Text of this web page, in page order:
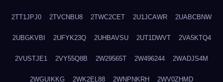
2TT1JPJ0 2TVCNBU8 2TWC2CET 2U1JCAWR 2UABCBNW
2UBGKVBI 2UFYK23Q 2UHBAVSU 2UT1DWVT 2VA5KTQ4
2VUSTJE1 2VY55Q8B 2W29565T 2W496244 2WADJS4M
2WGUIKKG 2WK2EL88 2WNPNKRH 2WV0ZHMD